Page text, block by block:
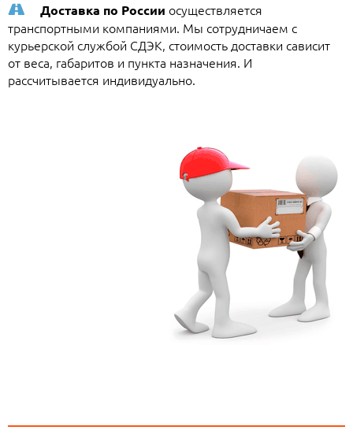
Доставка по России осуществляется
транспортными компаниями. Мы сотрудничаем с
курьерской службой СДЭК, стоимость доставки сависит
от веса, габаритов и пункта назначения. И
рассчитывается индивидуально.